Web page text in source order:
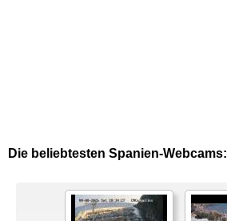
Die beliebtesten Spanien-Webcams: